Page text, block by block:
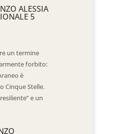
ALESSIA
5
un termine
forbito:
è
Cinque Stelle.
e un